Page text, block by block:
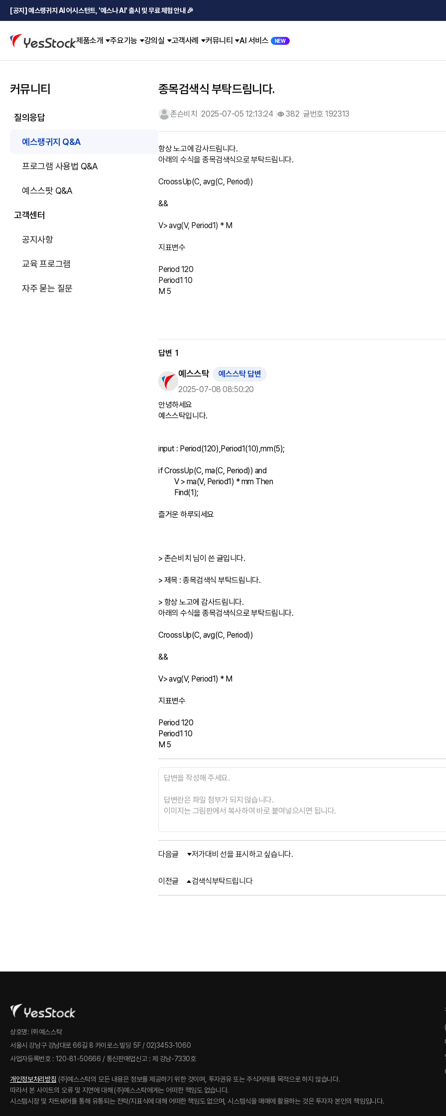
[공지] 예스랭귀지 AI 어시스턴트, '예스나 AI' 출시 및 무료 체험 안내 🎉
제품소개 주요기능 강의실 고객사례 커뮤니티 AI 서비스 NEW
커뮤니티
질의응답
예스랭귀지 Q&A
프로그램 사용법 Q&A
예스스팟 Q&A
고객센터
공지사항
교육 프로그램
자주 묻는 질문
종목검색식 부탁드림니다.
존슨비치 2025-07-05 12:13:24 382 글번호 192313
항상 노고에 감사드림니다.
아래의 수식을 종목검색식으로 부탁드림니다.
CroossUp(C, avg(C, Period))
&&
V> avg(V, Period1) * M
지표변수
Period 120
Period1 10
답변 1
예스스탁
예스스탁 답변
2025-07-08 08:50:20
안녕하세요
예스스탁입니다.
input : Period(120),Period1(10),mm(5);
if CrossUp(C, ma(C, Period)) and
즐거운 하루되세요
> 존슨비치 님이 쓴 글입니다.
> 제목 : 종목검색식 부탁드림니다.
> 항상 노고에 감사드림니다.
아래의 수식을 종목검색식으로 부탁드림니다.
CroossUp(C, avg(C, Period))
&&
V> avg(V, Period1) * M
지표변수
Period 120
Period1 10
다음글 저가대비 선을 표시하고 싶습니다.
이전글 검색식부탁드립니다
상호명: ㈜예스스탁
서울시 강남구 강남대로 66길 8 카이로스 빌딩 5F / 02)3453-1060
사업자등록번호 : 120-81-50666 / 통신판매업신고 : 제 강남-7330호
개인정보처리방침 (주)예스스탁의 모든 내용은 정보를 제공하기 위한 것이며, 투자권유 또는 주식거래를 목적으로 하지 않습니다.
따라서 본 사이트의 오류 및 지연에 대해 (주)예스스탁에게는 어떠한 책임도 없습니다.
시스템시장 및 차트쉐어를 통해 유통되는 전략/지표식에 대해 어떠한 책임도 없으며, 시스템식을 매매에 활용하는 것은 투자자 본인의 책임입니다.